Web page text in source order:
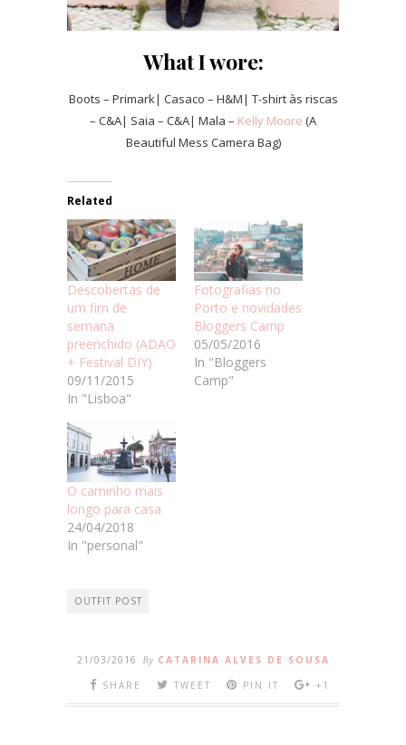
What I wore:
Boots – Primark| Casaco – H&M| T-shirt às riscas
– C&A| Saia – C&A| Mala – Kelly Moore (A
Beautiful Mess Camera Bag)
Related
Descobertas de
um fim de
semana
preenchido (ADAO
+ Festival DIY)
09/11/2015
In "Lisboa"
Fotografias no
Porto e novidades
Bloggers Camp
05/05/2016
In "Bloggers
Camp"
O caminho mais
longo para casa
24/04/2018
In "personal"
OUTFIT POST
21/03/2016 By CATARINA ALVES DE SOUSA
SHARE
TWEET PIN IT +1